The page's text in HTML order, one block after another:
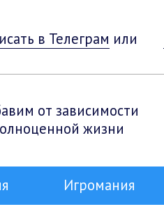
в Телеграм или
от зависимости
жизни
Игромания